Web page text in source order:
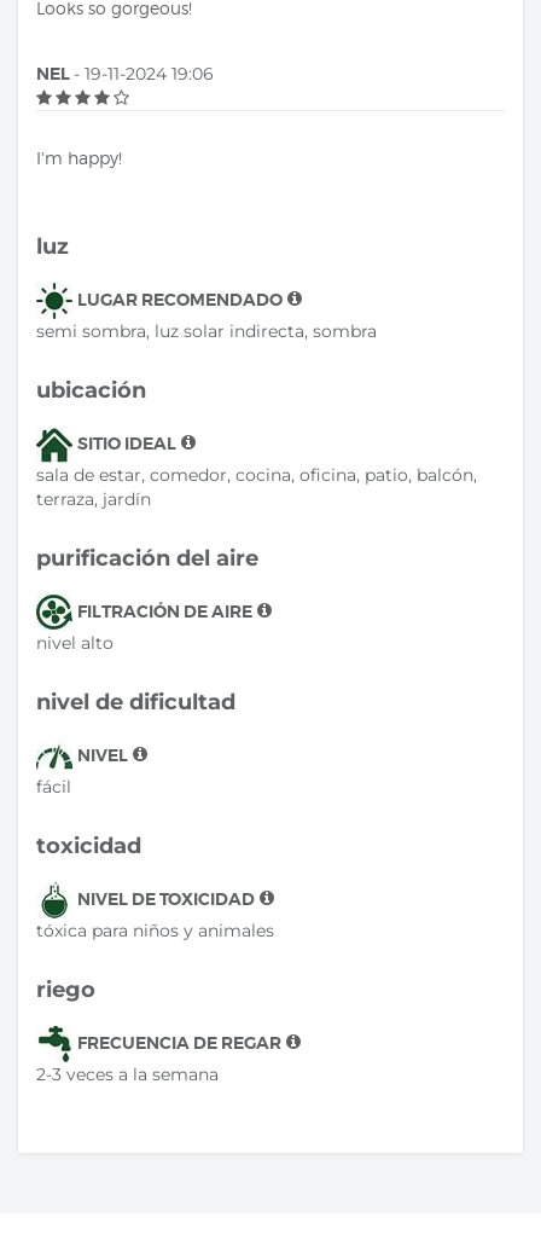
Looks so gorgeous!
NEL - 19-11-2024 19:06
I'm happy!
luz
LUGAR RECOMENDADO
semi sombra, luz solar indirecta, sombra
ubicación
SITIO IDEAL
sala de estar, comedor, cocina, oficina, patio, balcón,
terraza, jardín
purificación del aire
FILTRACIÓN DE AIRE
nivel alto
nivel de dificultad
NIVEL
fácil
toxicidad
NIVEL DE TOXICIDAD
tóxica para niños y animales
riego
FRECUENCIA DE REGAR
2-3 veces a la semana